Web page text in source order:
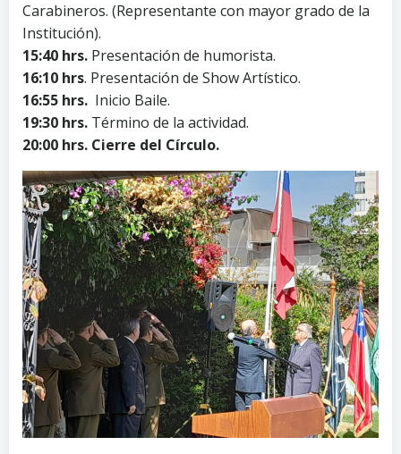
Carabineros. (Representante con mayor grado de la
Institución).
15:40 hrs. Presentación de humorista.
16:10 hrs. Presentación de Show Artístico.
16:55 hrs. Inicio Baile.
19:30 hrs. Término de la actividad.
20:00 hrs. Cierre del Círculo.